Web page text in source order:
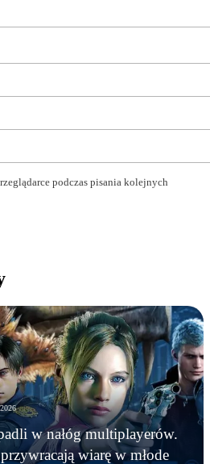
podczas pisania kolejnych
w nałóg multiplayerów.
wiarę w młode